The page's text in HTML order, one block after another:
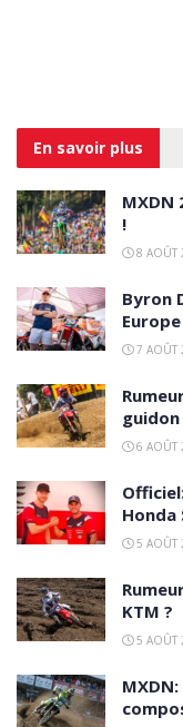
En savoir plus
MXDN
!
8 AOÛT
Byron
Europe
7 AOÛT
guidon
6 AOÛT
Honda
5 AOÛT
KTM ?
5 AOÛT